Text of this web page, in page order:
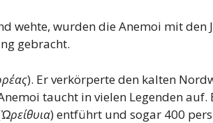
wehte, wurden die Anemoi mit den
gebracht.
). Er verkörperte den kalten
taucht in vielen Legenden auf.
Ὠρείθυια) entführt und sogar 400